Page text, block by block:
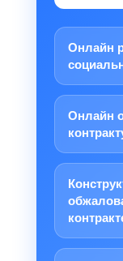
Онлайн
Онлайн